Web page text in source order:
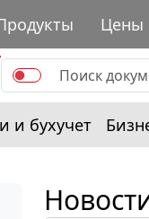
Цены
и бухучет